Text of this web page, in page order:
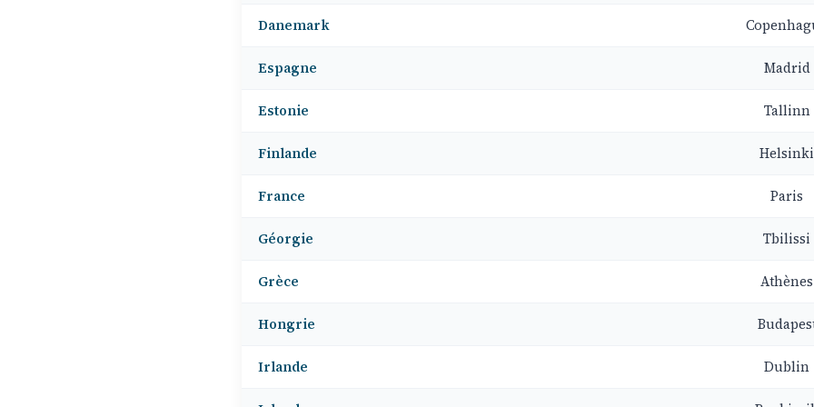
Danemark
Espagne Madrid
Estonie Tallinn
Finlande Helsinki
France Paris
Géorgie Tbilissi
Grèce Athènes
Hongrie
Irlande Dublin